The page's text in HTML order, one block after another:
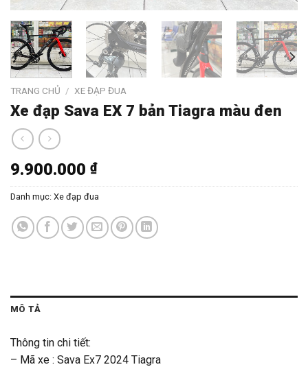
TRANG CHỦ / XE ĐẠP ĐUA
Xe đạp Sava EX 7 bản Tiagra màu đen
9.900.000 ₫
Danh mục: Xe đạp đua
MÔ TẢ
Thông tin chi tiết:
– Mã xe : Sava Ex7 2024 Tiagra